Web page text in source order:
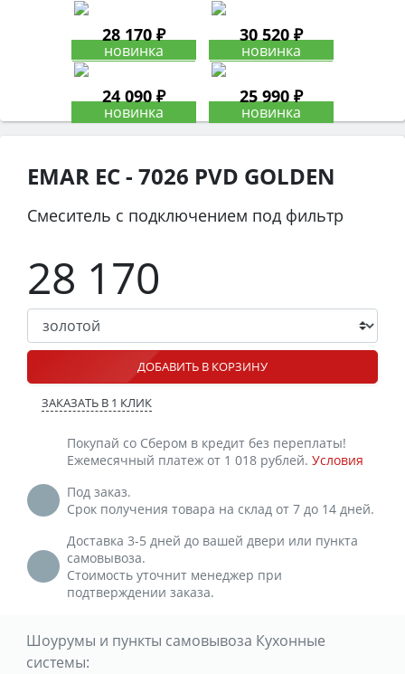
28 170 ₽ 30 520 ₽
24 090 ₽ 25 990 ₽
EMAR ЕС - 7026 PVD GOLDEN
Смеситель с подключением под фильтр
28 170
ДОБАВИТЬ В КОРЗИНУ
ЗАКАЗАТЬ В 1 КЛИК
Покупай со Сбером в кредит без переплаты!
Ежемесячный платеж от 1 018 рублей. Условия
Под заказ.
Срок получения товара на склад от 7 до 14 дней.
Доставка 3-5 дней до вашей двери или пункта
самовывоза.
Стоимость уточнит менеджер при
подтверждении заказа.
Шоурумы и пункты самовывоза Кухонные
системы: